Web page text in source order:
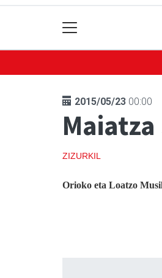
2015/05/23 00:00
ZIZURKIL
Orioko eta Loatzo